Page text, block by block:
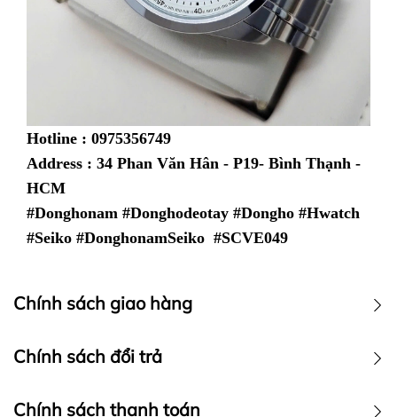
Hotline : 0975356749
Address : 34 Phan Văn Hân - P19- Bình Thạnh -
HCM
#Donghonam #Donghodeotay #Dongho #Hwatch
#Seiko #DonghonamSeiko #SCVE049
Chính sách giao hàng
Chính sách vận chuyển
Chính sách đổi trả
Chính sách thanh toán